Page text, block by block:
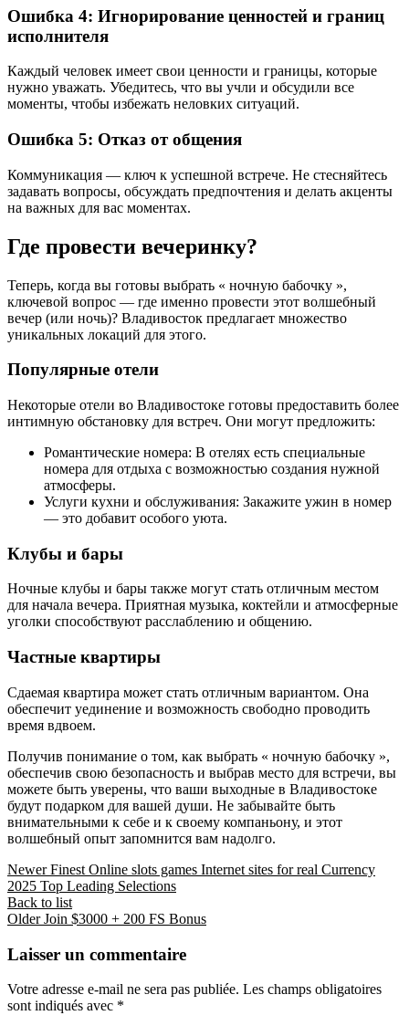
Ошибка 4: Игнорирование ценностей и границ
исполнителя
Каждый человек имеет свои ценности и границы, которые
нужно уважать. Убедитесь, что вы учли и обсудили все
моменты, чтобы избежать неловких ситуаций.
Ошибка 5: Отказ от общения
Коммуникация — ключ к успешной встрече. Не стесняйтесь
задавать вопросы, обсуждать предпочтения и делать акценты
на важных для вас моментах.
Где провести вечеринку?
Теперь, когда вы готовы выбрать « ночную бабочку »,
ключевой вопрос — где именно провести этот волшебный
вечер (или ночь)? Владивосток предлагает множество
уникальных локаций для этого.
Популярные отели
Некоторые отели во Владивостоке готовы предоставить более
интимную обстановку для встреч. Они могут предложить:
Романтические номера: В отелях есть специальные
номера для отдыха с возможностью создания нужной
атмосферы.
Услуги кухни и обслуживания: Закажите ужин в номер
— это добавит особого уюта.
Клубы и бары
Ночные клубы и бары также могут стать отличным местом
для начала вечера. Приятная музыка, коктейли и атмосферные
уголки способствуют расслаблению и общению.
Частные квартиры
Сдаемая квартира может стать отличным вариантом. Она
обеспечит уединение и возможность свободно проводить
время вдвоем.
Получив понимание о том, как выбрать « ночную бабочку »,
обеспечив свою безопасность и выбрав место для встречи, вы
можете быть уверены, что ваши выходные в Владивостоке
будут подарком для вашей души. Не забывайте быть
внимательными к себе и к своему компаньону, и этот
волшебный опыт запомнится вам надолго.
Newer Finest Online slots games Internet sites for real Currency
2025 Top Leading Selections
Back to list
Older Join $3000 + 200 FS Bonus
Laisser un commentaire
Votre adresse e-mail ne sera pas publiée. Les champs obligatoires
sont indiqués avec *